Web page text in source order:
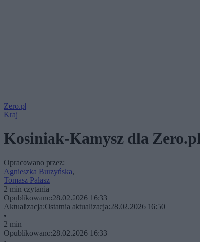
Zero.pl
Kraj
Kosiniak-Kamysz dla
Opracowano przez:
Agnieszka Burzyńska,
Tomasz Pałasz
2 min czytania
Opublikowano:28.02.2026 16:33
Aktualizacja:Ostatnia aktualizacja:28.02.2026 16:50
•
2 min
Opublikowano:28.02.2026 16:33